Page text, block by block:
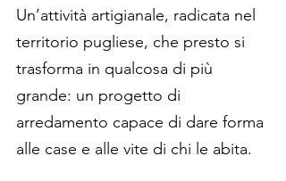
Un’attività artigianale, radicata nel
territorio pugliese, che presto si
trasforma in qualcosa di più
grande: un progetto di
arredamento capace di dare forma
alle case e alle vite di chi le abita.